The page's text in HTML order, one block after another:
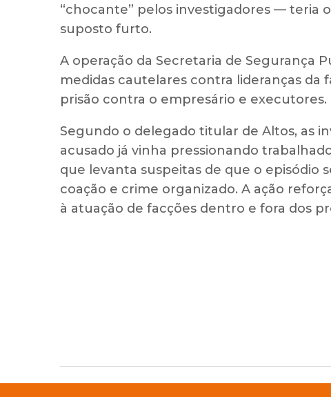
“chocante” pelos investigadores — teria
suposto furto.
A operação da Secretaria de Segurança
medidas cautelares contra lideranças da
prisão contra o empresário e executores.
Segundo o delegado titular de Altos, as
acusado já vinha pressionando
que levanta suspeitas de que o episódio
coação e crime organizado. A ação
à atuação de facções dentro e fora dos